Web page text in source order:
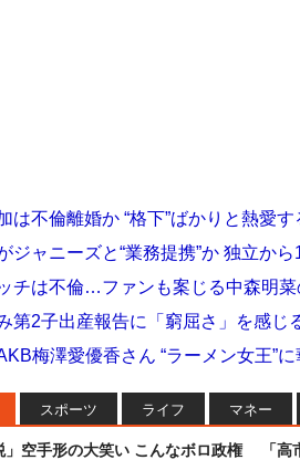
は不倫離婚か “格下”ばかりと熱愛
ジャニーズと“業務提携”か 独立から
チは不倫…ファンも案じる中森明菜
第2子出産報告に「窮屈さ」を感じ
梅澤愛優香さん “ラーメン女王”
スポーツ ライフ マネー
」空手形の大笑い こんなボロ政権
「